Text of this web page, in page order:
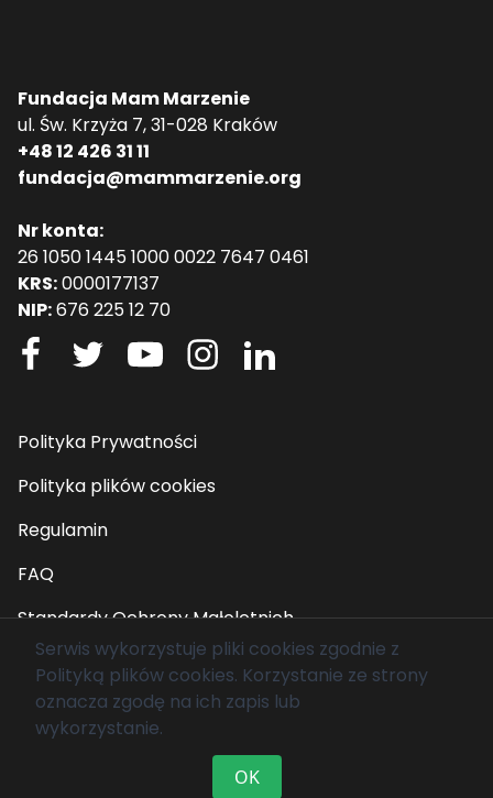
Fundacja Mam Marzenie
ul. Św. Krzyża 7, 31-028 Kraków
+48 12 426 31 11
fundacja@mammarzenie.org
Nr konta:
26 1050 1445 1000 0022 7647 0461
KRS:0000177137
NIP:676 225 12 70
Polityka Prywatności
Polityka plików cookies
Regulamin
FAQ
Standardy Ochrony Małoletnich
© 2026 Fundacja Mam Marzenie. Wszelkie prawa
zastrzeżone.
Serwis wykorzystuje pliki cookies zgodnie z
Polityką plików cookies. Korzystanie ze strony
oznacza zgodę na ich zapis lub
wykorzystanie.
OK